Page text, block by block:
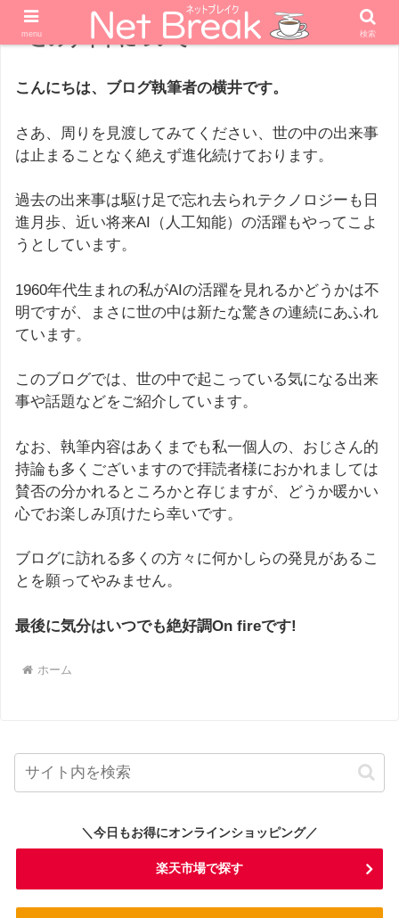
このサイトについて
こんにちは、ブログ執筆者の横井です。
さあ、周りを見渡してみてください、世の中の出来事
は止まることなく絶えず進化続けております。
過去の出来事は駆け足で忘れ去られテクノロジーも日
進月歩、近い将来AI（人工知能）の活躍もやってこよ
うとしています。
1960年代生まれの私がAIの活躍を見れるかどうかは不
明ですが、まさに世の中は新たな驚きの連続にあふれ
ています。
このブログでは、世の中で起こっている気になる出来
事や話題などをご紹介しています。
なお、執筆内容はあくまでも私一個人の、おじさん的
持論も多くございますので拝読者様におかれましては
賛否の分かれるところかと存じますが、どうか暖かい
心でお楽しみ頂けたら幸いです。
ブログに訪れる多くの方々に何かしらの発見があるこ
とを願ってやみません。
最後に気分はいつでも絶好調On fireです!
ホーム
＼今日もお得にオンラインショッピング／
楽天市場で探す
menu 検索